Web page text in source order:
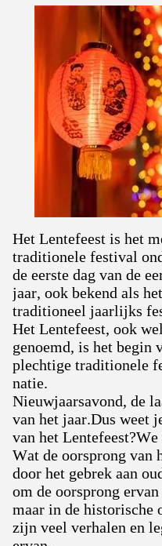
Het Lentefeest is het
traditionele festival
de eerste dag van de
jaar, ook bekend als
traditioneel jaarlijks
Het Lentefeest, ook
genoemd, is het begin
plechtige traditionele
natie.
Nieuwjaarsavond, de
van het jaar.Dus weet
van het
Wat de oorsprong van
door het gebrek aan
om de oorsprong
maar in de
zijn veel verhalen en